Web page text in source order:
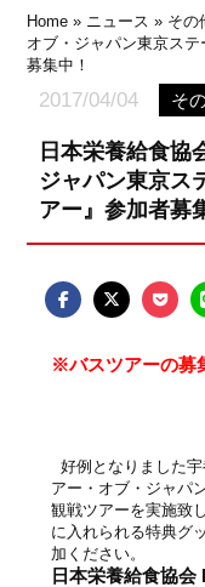
Home » ニュース » その
オブ・ジャパン東京ス
募集中！
2017/04/04 そ
日本栄養給食協
ジャパン東京ス
アー』参加者募
※バスツアーの募
好例となりました
アー・オブ・ジャパ
観戦ツアーを実施致
に入れられる特典グ
加ください。
日本栄養給食協